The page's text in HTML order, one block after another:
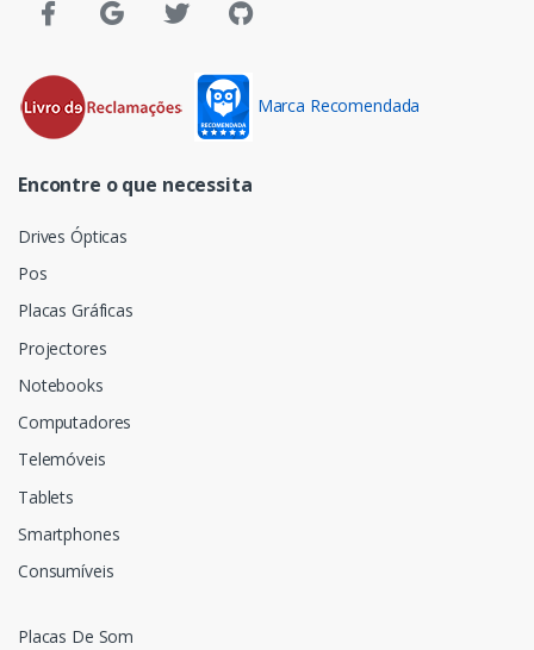
Marca Recomendada
Encontre o que necessita
Drives Ópticas
Pos
Placas Gráficas
Projectores
Notebooks
Computadores
Telemóveis
Tablets
Smartphones
Consumíveis
Placas De Som